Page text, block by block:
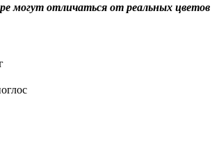
могут отличаться от реальных цветов